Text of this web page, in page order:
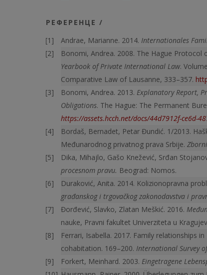
РЕФЕРЕНЦЕ /
Andrae, Marianne. 2014. Internationales
Bonomi, Andrea. 2008. The Hague
Yearbook of Private International Law.
Comparative Law of Lausanne, 333–357.
Bonomi, Andrea. 2013. Explanatory Report,
Obligations. The Hague: The Permanent
https://assets.hcch.net/docs/44d7912f-ce6d-
Bordaš, Bernadet, Petar Đundić. 1/2013.
Međunarodnog privatnog prava Srbije.
Dika, Mihajlo, Gašo Knežević, Srđan
procesnom pravu. Beograd: Nomos.
Duraković, Anita. 2014. Kolizionopravna
građanskog i trgovačkog zakonodavstva i
Đorđević, Slavko, Zlatan Meškić. 2016.
nauke, Pravni fakultet Univerziteta u
Ferrari, Isabella. 2017. Family relationships
cohabitation. 169–200. International Survey
Forkert, Meinhard. 2003. Eingetragene